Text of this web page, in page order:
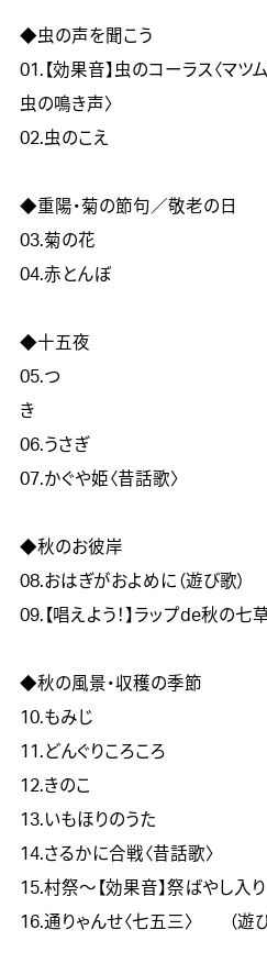
◆虫の声を聞こう
01.【効果音】虫のコーラス〈マツ
虫の鳴き声〉
02.虫のこえ
◆重陽・菊の節句／敬老の日
03.菊の花
04.赤とんぼ
◆十五夜
05.つ
06.うさぎ
07.かぐや姫〈昔話歌〉
◆秋のお彼岸
08.おはぎがおよめに（遊び歌）
09.【唱えよう！】ラップde秋の七
◆秋の風景・収穫の季節
10.もみじ
11.どんぐりころころ
12.きのこ
13.いもほりのうた
14.さるかに合戦〈昔話歌〉
15.村祭～【効果音】祭ばやし入り
16.通りゃんせ〈七五三〉　　（遊び